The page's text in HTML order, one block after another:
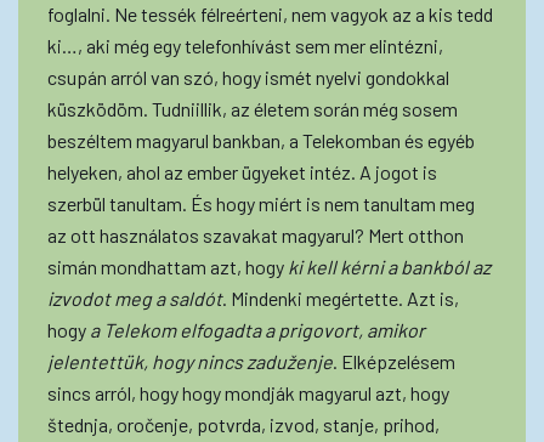
foglalni. Ne tessék félreérteni, nem vagyok az a kis tedd
ki…, aki még egy telefonhívást sem mer elintézni,
csupán arról van szó, hogy ismét nyelvi gondokkal
küszködöm. Tudniillik, az életem során még sosem
beszéltem magyarul bankban, a Telekomban és egyéb
helyeken, ahol az ember ügyeket intéz. A jogot is
szerbül tanultam. És hogy miért is nem tanultam meg
az ott használatos szavakat magyarul? Mert otthon
simán mondhattam azt, hogy ki kell kérni a bankból az
izvodot meg a saldót. Mindenki megértette. Azt is,
hogy a Telekom elfogadta a prigovort, amikor
jelentettük, hogy nincs zaduženje . Elképzelésem
sincs arról, hogy hogy mondják magyarul azt, hogy
štednja, oročenje, potvrda, izvod, stanje, prihod,